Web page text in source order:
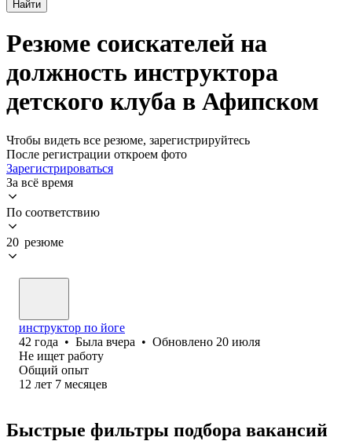
Найти
Резюме соискателей на
должность инструктора
детского клуба в Афипском
Чтобы видеть все резюме, зарегистрируйтесь
После регистрации откроем фото
Зарегистрироваться
За всё время
По соответствию
20 резюме
инструктор по йоге
42 года • Была вчера • Обновлено 20 июля
Не ищет работу
Общий опыт
12 лет 7 месяцев
Быстрые фильтры подбора вакансий